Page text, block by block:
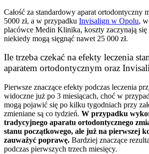
Całość za standardowy aparat ortodontyczny
5000 zł, a w przypadku Invisalign w Opolu,
placówce Medin Klinika, koszty zaczynają się
niekiedy mogą sięgnąć nawet 25 000 zł.
Ile trzeba czekać na efekty leczenia
aparatem ortodontycznym oraz
Pierwsze znaczące efekty podczas leczenia
widoczne już po 3 miesiącach, choć w
mogą pojawić się po kilku tygodniach przy
zmieniane są co tydzień. W przypadku
tradycyjnego aparatu ortodontycznego
stanu początkowego, ale już na pierwszej
zauważyć poprawę. Bardziej znaczące
podczas pierwszych trzech miesięcy.